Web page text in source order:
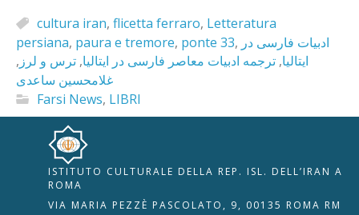
cultura iran, flicetta ferraro, Letteratura
persiana, paura e tremore, ponte 33, ادبیات فارسی در
ایتالیا, ترجمه ادبیات معاصر فارسی در ایتالیا, ترس و لرز ,
غلامحسین ساعدی
Farsi News, LIBRI
ISTITUTO CULTURALE DELLA REP. ISL. DELL’IRAN A
ROMA
VIA MARIA PEZZÈ PASCOLATO, 9, 00135 ROMA RM
RIPRISTINA 🇮🇹 🇬🇧